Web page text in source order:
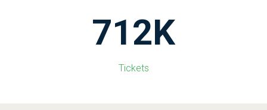
717K
Tickets